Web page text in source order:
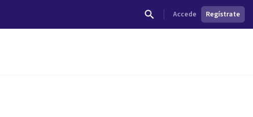
Accede Regístrate